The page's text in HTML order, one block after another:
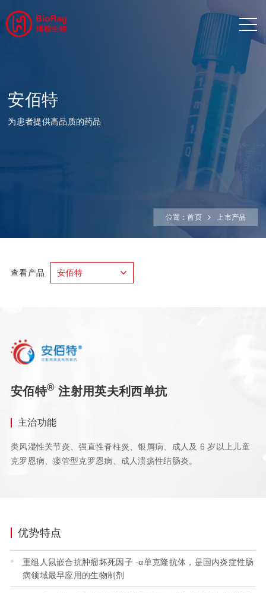
安佰特
为患者提供高品质的药品
位置：首页 上市产品
查看产品 安佰特
安佰特® 注射用英夫利西单抗
主治功能
类风湿性关节炎、强直性脊柱炎、银屑病、成人及 6 岁以上儿童
克罗恩病、瘘管型克罗恩病、成人溃疡性结肠炎。
优势特点
重组人鼠嵌合抗肿瘤坏死因子 -α单克隆抗体，是国内炎症性肠
病领域最早应用的生物制剂